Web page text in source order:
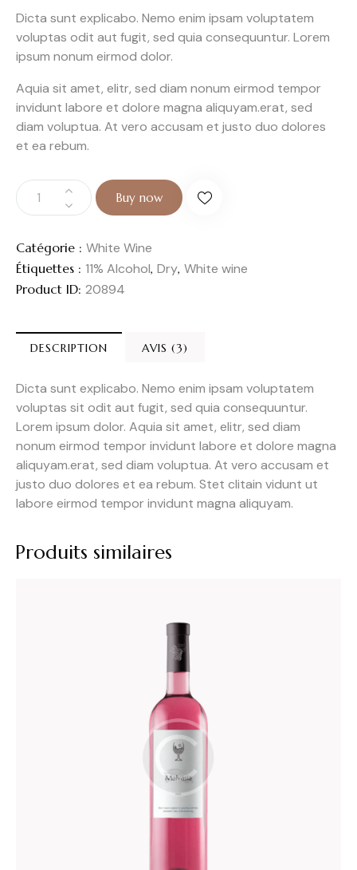
5
sur
ons
Dicta sunt explicabo. Nemo enim ipsam voluptatem
voluptas odit aut fugit, sed quia consequuntur. Lorem
ipsum nonum eirmod dolor.
Aquia sit amet, elitr, sed diam nonum eirmod tempor
invidunt labore et dolore magna aliquyam.erat, sed
diam voluptua. At vero accusam et justo duo dolores
et ea rebum.
Buy now
Catégorie : White Wine
Étiquettes : 11% Alcohol, Dry, White wine
Product ID: 20894
DESCRIPTION AVIS (3)
Dicta sunt explicabo. Nemo enim ipsam voluptatem
voluptas sit odit aut fugit, sed quia consequuntur.
Lorem ipsum dolor. Aquia sit amet, elitr, sed diam
nonum eirmod tempor invidunt labore et dolore magna
aliquyam.erat, sed diam voluptua. At vero accusam et
justo duo dolores et ea rebum. Stet clitain vidunt ut
labore eirmod tempor invidunt magna aliquyam.
Produits similaires